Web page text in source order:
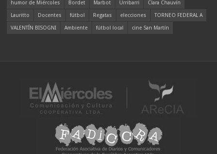
humor de Miércoles
Bordet Marbot Urribarri
Clara Chauvín
Lauritto
Docentes fútbol Regatas elecciones
TORNEO FEDERAL A
VALENTÍN BISOGNI
Ambiente fútbol local cine San Martín